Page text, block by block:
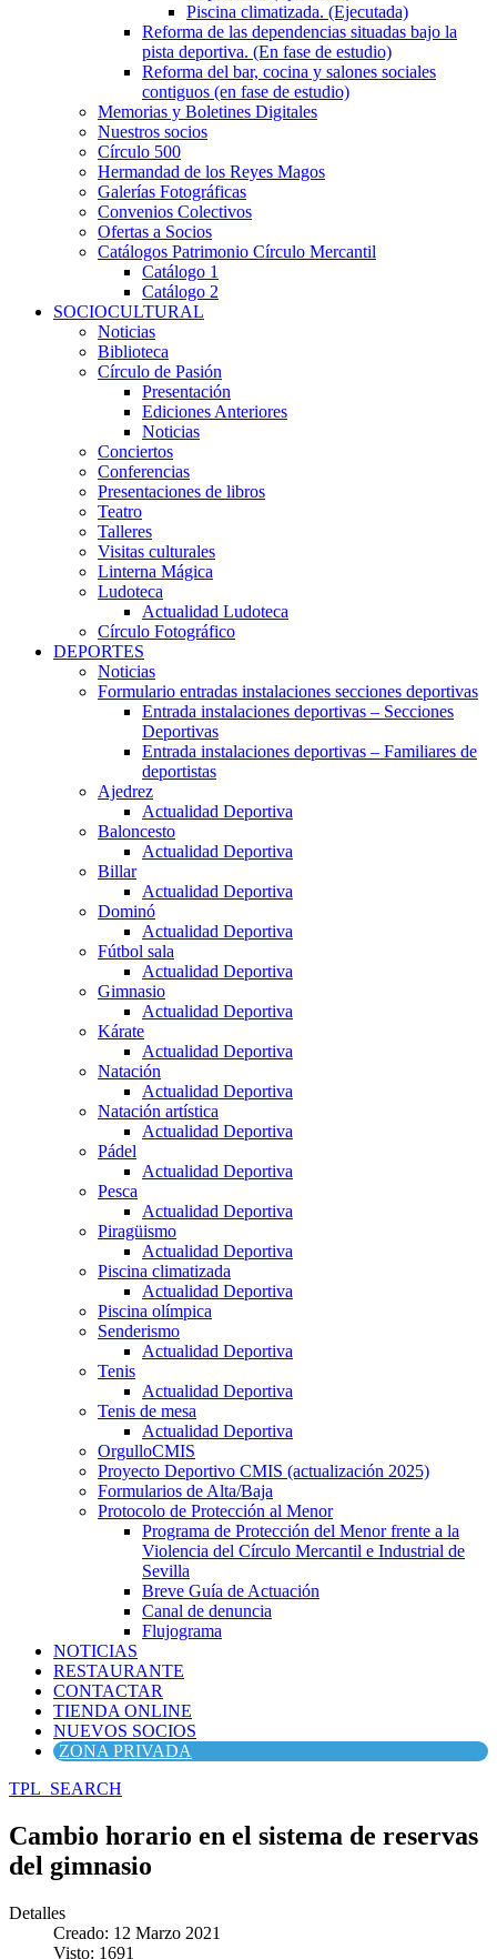
Piscina climatizada. (Ejecutada)
Reforma de las dependencias situadas bajo la
pista deportiva. (En fase de estudio)
Reforma del bar, cocina y salones sociales
contiguos (en fase de estudio)
Memorias y Boletines Digitales
Nuestros socios
Círculo 500
Hermandad de los Reyes Magos
Galerías Fotográficas
Convenios Colectivos
Ofertas a Socios
Catálogos Patrimonio Círculo Mercantil
Catálogo 1
Catálogo 2
SOCIOCULTURAL
Noticias
Biblioteca
Círculo de Pasión
Presentación
Ediciones Anteriores
Noticias
Conciertos
Conferencias
Presentaciones de libros
Teatro
Talleres
Visitas culturales
Linterna Mágica
Ludoteca
Actualidad Ludoteca
Círculo Fotográfico
DEPORTES
Noticias
Formulario entradas instalaciones secciones deportivas
Entrada instalaciones deportivas – Secciones
Deportivas
Entrada instalaciones deportivas – Familiares de
deportistas
Ajedrez
Actualidad Deportiva
Baloncesto
Actualidad Deportiva
Billar
Actualidad Deportiva
Dominó
Actualidad Deportiva
Fútbol sala
Actualidad Deportiva
Gimnasio
Actualidad Deportiva
Kárate
Actualidad Deportiva
Natación
Actualidad Deportiva
Natación artística
Actualidad Deportiva
Pádel
Actualidad Deportiva
Pesca
Actualidad Deportiva
Piragüismo
Actualidad Deportiva
Piscina climatizada
Actualidad Deportiva
Piscina olímpica
Senderismo
Actualidad Deportiva
Tenis
Actualidad Deportiva
Tenis de mesa
Actualidad Deportiva
OrgulloCMIS
Proyecto Deportivo CMIS (actualización 2025)
Formularios de Alta/Baja
Protocolo de Protección al Menor
Programa de Protección del Menor frente a la
Violencia del Círculo Mercantil e Industrial de
Sevilla
Breve Guía de Actuación
Canal de denuncia
Flujograma
NOTICIAS
RESTAURANTE
CONTACTAR
TIENDA ONLINE
NUEVOS SOCIOS
ZONA PRIVADA
TPL_SEARCH
Cambio horario en el sistema de reservas
del gimnasio
Detalles
Creado: 12 Marzo 2021
Visto: 1691